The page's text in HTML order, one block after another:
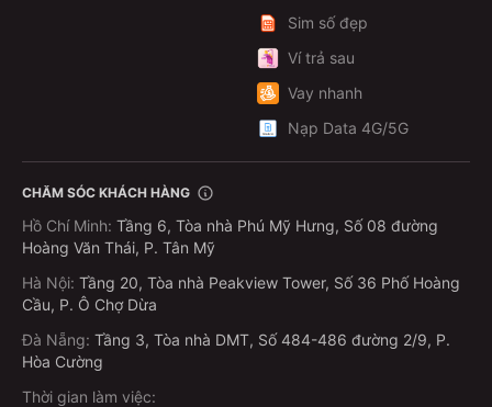
Sim số đẹp
Ví trả sau
Vay nhanh
Nạp Data 4G/5G
CHĂM SÓC KHÁCH HÀNG
Hồ Chí Minh: Tầng 6, Tòa nhà Phú Mỹ Hưng, Số 08 đường
Hoàng Văn Thái, P. Tân Mỹ
Hà Nội: Tầng 20, Tòa nhà Peakview Tower, Số 36 Phố Hoàng
Cầu, P. Ô Chợ Dừa
Đà Nẵng: Tầng 3, Tòa nhà DMT, Số 484-486 đường 2/9, P.
Hòa Cường
Thời gian làm việc: